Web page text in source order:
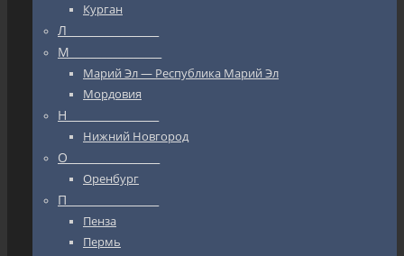
Курган
Л_________________
М_________________
Марий Эл — Республика Марий Эл
Мордовия
Н_________________
Нижний Новгород
О_________________
Оренбург
П_________________
Пенза
Пермь